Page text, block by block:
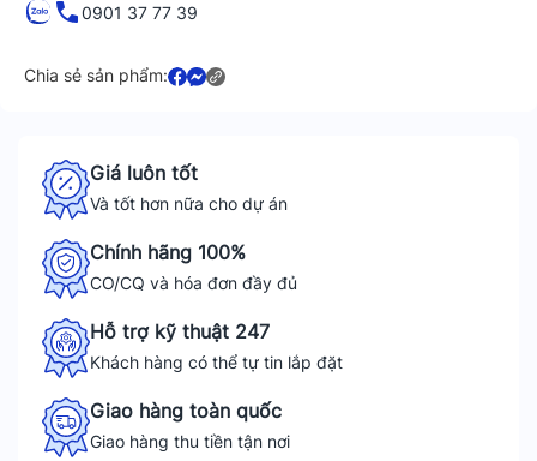
0901 37 77 39
Chia sẻ sản phẩm:
Giá luôn tốt
Và tốt hơn nữa cho dự án
Chính hãng 100%
CO/CQ và hóa đơn đầy đủ
Hỗ trợ kỹ thuật 247
Khách hàng có thể tự tin lắp đặt
Giao hàng toàn quốc
Giao hàng thu tiền tận nơi